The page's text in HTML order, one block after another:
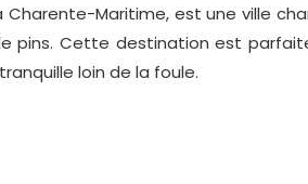
Maritime, est une ville
pins. Cette destination est
loin de la foule.